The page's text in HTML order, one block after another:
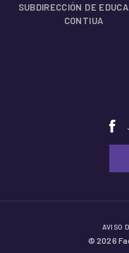
SUBDIRECCIÓN DE
CONTIUA
AVISO
© 2026